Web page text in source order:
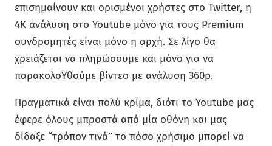
επισημαίνουν και ορισμένοι χρήστες στο Twitter, η
4K ανάλυση στο Youtube μόνο για τους Premium
συνδρομητές είναι μόνο η αρχή. Σε λίγο θα
χρειάζεται να πληρώσουμε και μόνο για να
παρακολοΥθούμε βίντεο με ανάλυση 360p.
Πραγματικά είναι πολύ κρίμα, διότι το Youtube μας
έφερε όλους μπροστά από μία οθόνη και μας
δίδαξε “τρόπον τινά” το πόσο χρήσιμο μπορεί να